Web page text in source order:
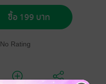
ซื้อ 199 บาท
No Rating